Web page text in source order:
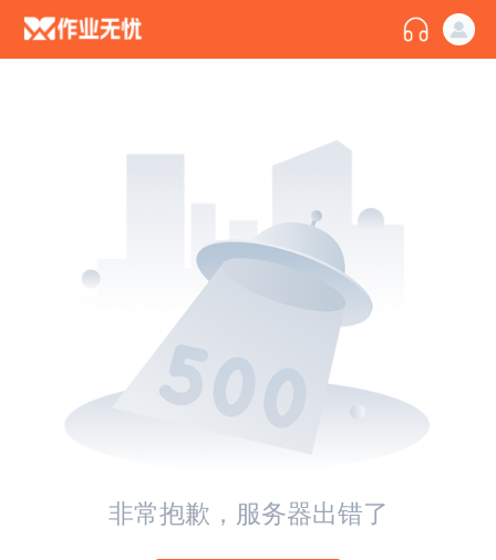
非常抱歉，服务器出错了